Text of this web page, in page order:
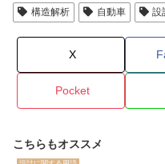
構造解析
自動車 設
X
Pocket
こちらもオススメ